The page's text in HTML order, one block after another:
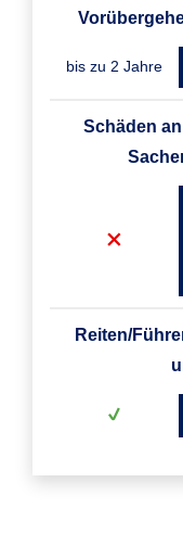
bis zu 2 Jahre
Schäden
Reiten/